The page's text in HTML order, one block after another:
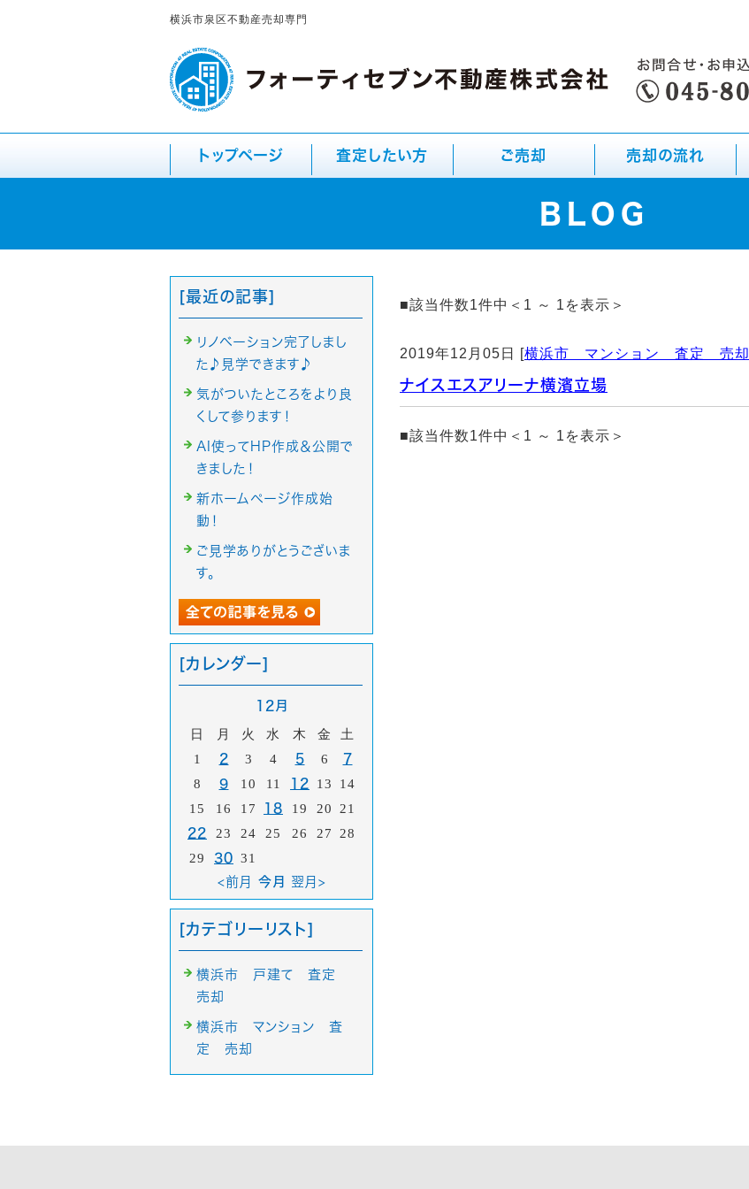
横浜市泉区不動産売却専門
トップページ 査定したい方 ご売却 売却の流れ
BLOG
■該当件数1件中＜1 ～ 1を表示＞
2019年12月05日 [横浜市 マンション 査定 売却
ナイスエスアリーナ横濱立場
■該当件数1件中＜1 ～ 1を表示＞
[最近の記事]
リノベーション完了しまし
た♪見学できます♪
気がついたところをより良
くして参ります！
AI使ってHP作成＆公開で
きました！
新ホームページ作成始
動！
ご見学ありがとうございま
す。
[カレンダー]
12月
日 月 火 水 木 金
土
1
2 3 4 5 6 7
8 9 10 11 12 13
14
15
16 17 18 19 20 21
22 23 24 25 26 27
28
29
30 31
<前月 今月 翌月>
[カテゴリーリスト]
横浜市 戸建て 査定
売却
横浜市 マンション 査
定 売却